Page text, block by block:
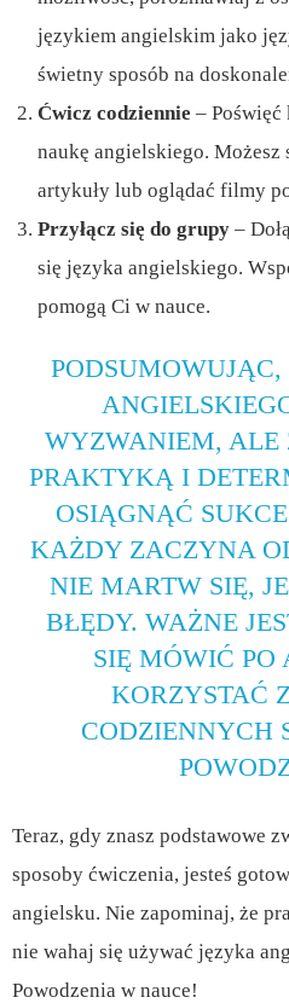
językiem angielskim jako
świetny sposób na
Ćwicz codziennie –
naukę angielskiego. Możesz
artykuły lub oglądać filmy
Przyłącz się do grupy –
się języka angielskiego.
pomogą Ci w nauce.
WYZWANIEM, ALE
PRAKTYKĄ I
OSIĄGNĄĆ
KAŻDY ZACZYNA
NIE MARTW SIĘ,
BŁĘDY. WAŻNE
SIĘ MÓWIĆ PO
KORZYSTAĆ
CODZIENNYCH
Teraz, gdy znasz podstawowe
sposoby ćwiczenia, jesteś
angielsku. Nie zapominaj, że
nie wahaj się używać języka
Powodzenia w nauce!